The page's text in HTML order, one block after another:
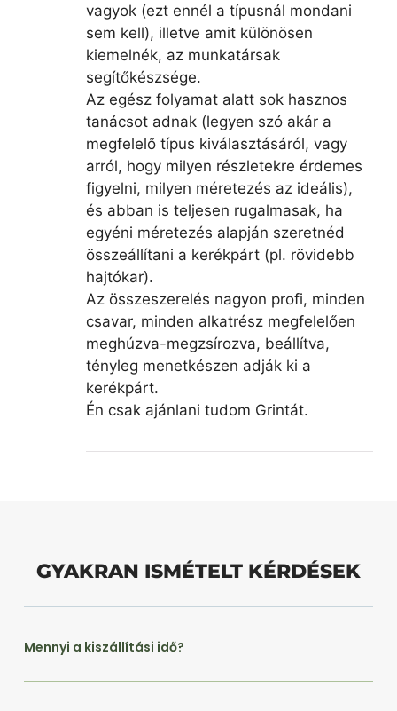
vagyok (ezt ennél a típusnál mondani
sem kell), illetve amit különösen
kiemelnék, az munkatársak
segítőkészsége.
Az egész folyamat alatt sok hasznos
tanácsot adnak (legyen szó akár a
megfelelő típus kiválasztásáról, vagy
arról, hogy milyen részletekre érdemes
figyelni, milyen méretezés az ideális),
és abban is teljesen rugalmasak, ha
egyéni méretezés alapján szeretnéd
összeállítani a kerékpárt (pl. rövidebb
hajtókar).
Az összeszerelés nagyon profi, minden
csavar, minden alkatrész megfelelően
meghúzva-megzsírozva, beállítva,
tényleg menetkészen adják ki a
kerékpárt.
Én csak ajánlani tudom Grintát.
GYAKRAN ISMÉTELT KÉRDÉSEK
Mennyi a kiszállítási idő?